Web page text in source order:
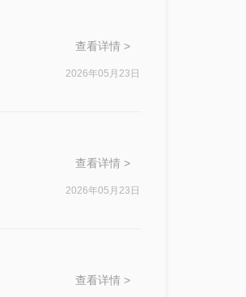
查看详情 >
2026年05月23日
查看详情 >
2026年05月23日
查看详情 >